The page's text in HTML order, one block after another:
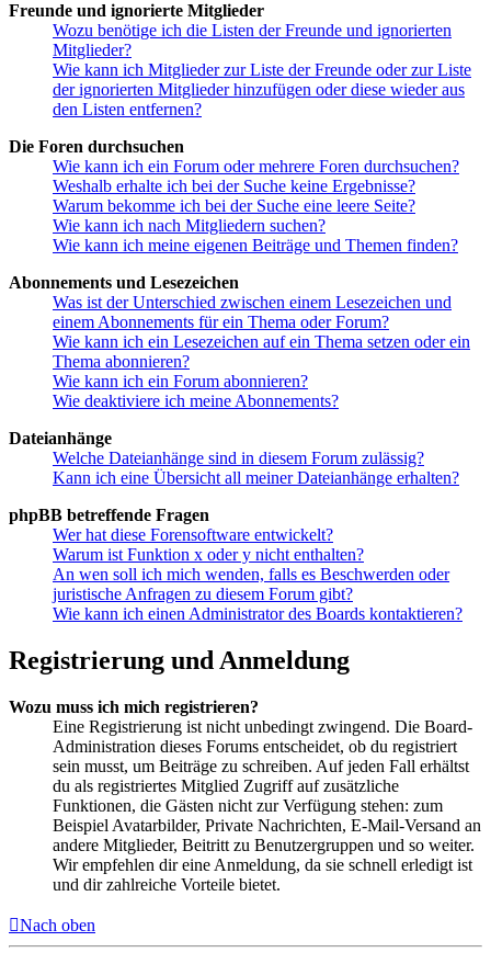
Freunde und ignorierte Mitglieder
Wozu benötige ich die Listen der Freunde und ignorierten
Mitglieder?
Wie kann ich Mitglieder zur Liste der Freunde oder zur Liste
der ignorierten Mitglieder hinzufügen oder diese wieder aus
den Listen entfernen?
Die Foren durchsuchen
Wie kann ich ein Forum oder mehrere Foren durchsuchen?
Weshalb erhalte ich bei der Suche keine Ergebnisse?
Warum bekomme ich bei der Suche eine leere Seite?
Wie kann ich nach Mitgliedern suchen?
Wie kann ich meine eigenen Beiträge und Themen finden?
Abonnements und Lesezeichen
Was ist der Unterschied zwischen einem Lesezeichen und
einem Abonnements für ein Thema oder Forum?
Wie kann ich ein Lesezeichen auf ein Thema setzen oder ein
Thema abonnieren?
Wie kann ich ein Forum abonnieren?
Wie deaktiviere ich meine Abonnements?
Dateianhänge
Welche Dateianhänge sind in diesem Forum zulässig?
Kann ich eine Übersicht all meiner Dateianhänge erhalten?
phpBB betreffende Fragen
Wer hat diese Forensoftware entwickelt?
Warum ist Funktion x oder y nicht enthalten?
An wen soll ich mich wenden, falls es Beschwerden oder
juristische Anfragen zu diesem Forum gibt?
Wie kann ich einen Administrator des Boards kontaktieren?
Registrierung und Anmeldung
Wozu muss ich mich registrieren?
Eine Registrierung ist nicht unbedingt zwingend. Die Board-
Administration dieses Forums entscheidet, ob du registriert
sein musst, um Beiträge zu schreiben. Auf jeden Fall erhältst
du als registriertes Mitglied Zugriff auf zusätzliche
Funktionen, die Gästen nicht zur Verfügung stehen: zum
Beispiel Avatarbilder, Private Nachrichten, E-Mail-Versand an
andere Mitglieder, Beitritt zu Benutzergruppen und so weiter.
Wir empfehlen dir eine Anmeldung, da sie schnell erledigt ist
und dir zahlreiche Vorteile bietet.
Nach oben